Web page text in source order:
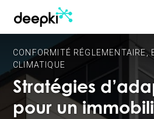
CONFORMITÉ RÉGLEMENTAIRE,
CLIMATIQUE
Stratégies
pour un
Panneau de gestion des cookies